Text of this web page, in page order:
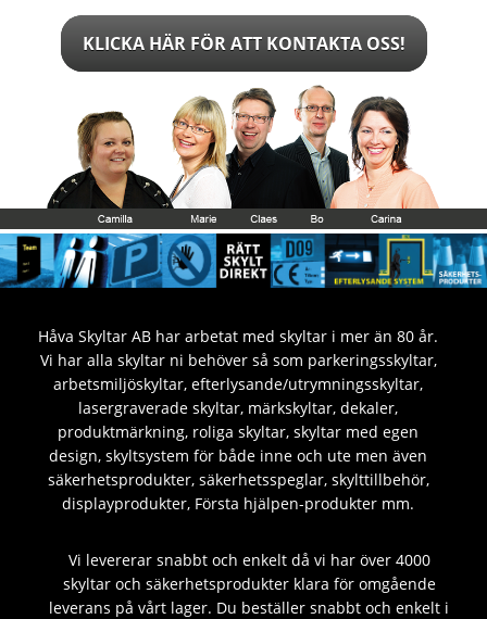
KLICKA HÄR FÖR ATT KONTAKTA OSS!
Håva Skyltar AB har arbetat med skyltar i mer än 80 år.
Vi har alla skyltar ni behöver så som parkeringsskyltar,
arbetsmiljöskyltar, efterlysande/utrymningsskyltar,
lasergraverade skyltar, märkskyltar, dekaler,
produktmärkning, roliga skyltar, skyltar med egen
design, skyltsystem för både inne och ute men även
säkerhetsprodukter, säkerhetsspeglar, skylttillbehör,
displayprodukter, Första hjälpen-produkter mm.
Vi levererar snabbt och enkelt då vi har över 4000
skyltar och säkerhetsprodukter klara för omgående
leverans på vårt lager. Du beställer snabbt och enkelt i